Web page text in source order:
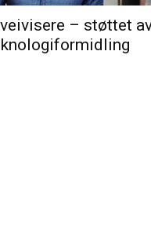
– støttet